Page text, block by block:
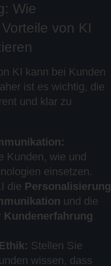
Wie
von KI
KI kann bei Kunden
ist es wichtig, die
und klar zu
Kunden, wie und
einsetzen.
die Personalisierung
und die
Kundenerfahrung
Stellen Sie
wissen, dass